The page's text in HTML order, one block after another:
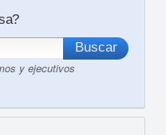
y ejecutivos